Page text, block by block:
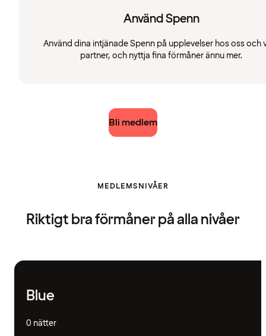
Använd Spenn
Använd dina intjänade Spenn på upplevelser hos oss och
partner, och nyttja fina förmåner ännu mer.
Bli medlem
MEDLEMSNIVÅER
Riktigt bra förmåner på alla nivåer
Blue
0 nätter